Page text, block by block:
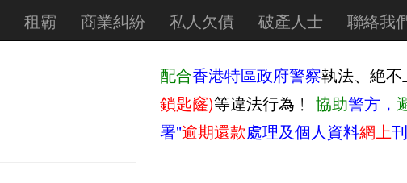
租霸 商業糾紛 私人欠債 破產人士 聯絡我
配合香港特區政府警察執法、絶
鎖匙窿)等違法行為﹗ 協助警方，
署"逾期還款處理及個人資料網上